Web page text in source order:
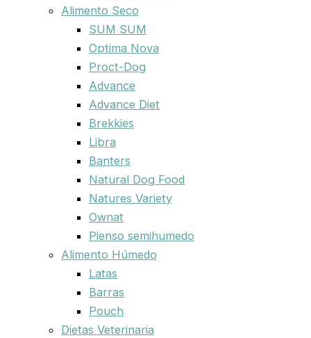
Alimento Seco
SUM SUM
Optima Nova
Proct-Dog
Advance
Advance Diet
Brekkies
Libra
Banters
Natural Dog Food
Natures Variety
Ownat
Pienso semihumedo
Alimento Húmedo
Latas
Barras
Pouch
Dietas Veterinaria